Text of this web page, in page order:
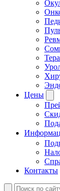
Цены
Контакты